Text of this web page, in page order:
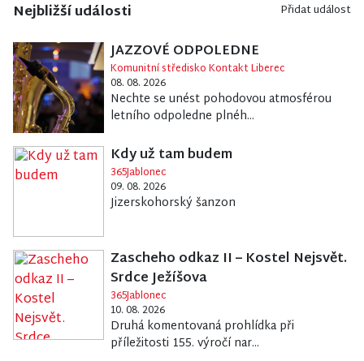
Nejbližší události Přidat událost
JAZZOVÉ ODPOLEDNE
Komunitní středisko Kontakt Liberec
08. 08. 2026
Nechte se unést pohodovou atmosférou
letního odpoledne plnéh...
Kdy už tam budem
365Jablonec
09. 08. 2026
Jizerskohorský šanzon
Zascheho odkaz II – Kostel Nejsvět.
Srdce Ježíšova
365Jablonec
10. 08. 2026
Druhá komentovaná prohlídka při
příležitosti 155. výročí nar...